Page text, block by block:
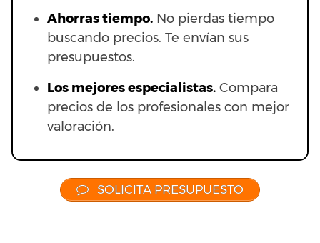
Ahorras tiempo. No pierdas tiempo
buscando precios. Te envían sus
presupuestos.
Los mejores especialistas. Compara
precios de los profesionales con mejor
valoración.
SOLICITA PRESUPUESTO